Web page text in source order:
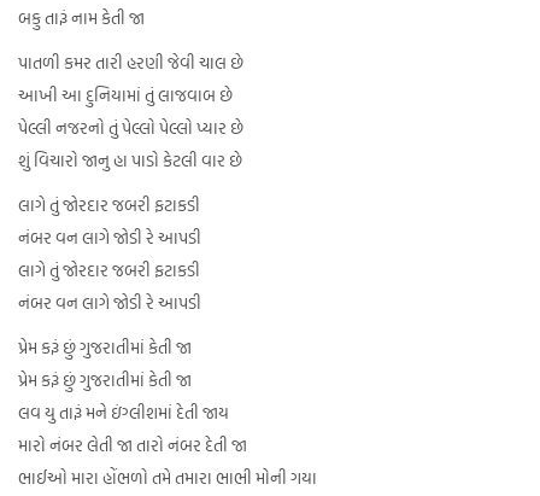
બકુ તારૂં નામ કેતી જા
પાતળી કમર તારી હરણી જેવી ચાલ છે
આખી આ દુનિયામાં તું લાજવાબ છે
પેલ્લી નજરનો તું પેલ્લો પેલ્લો પ્યાર છે
શું વિચારો જાનુ હા પાડો કેટલી વાર છે
લાગે તું જોરદાર જબરી ફટાકડી
નંબર વન લાગે જોડી રે આપડી
લાગે તું જોરદાર જબરી ફટાકડી
નંબર વન લાગે જોડી રે આપડી
પ્રેમ કરૂં છું ગુજરાતીમાં કેતી જા
પ્રેમ કરૂં છું ગુજરાતીમાં કેતી જા
લવ યુ તારૂં મને ઇંગ્લીશમાં દેતી જાય
મારો નંબર લેતી જા તારો નંબર દેતી જા
ભાઈઓ મારા હોંભળો તમે તમારા ભાભી મોની ગયા